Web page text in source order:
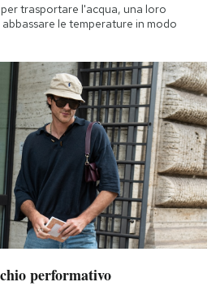
trasportare l'acqua, una loro
le temperature in modo
performativo